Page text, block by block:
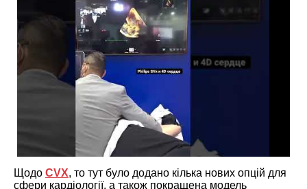
Щодо CVX, то тут було додано кілька нових опцій для
сфери кардіології, а також покращена модель